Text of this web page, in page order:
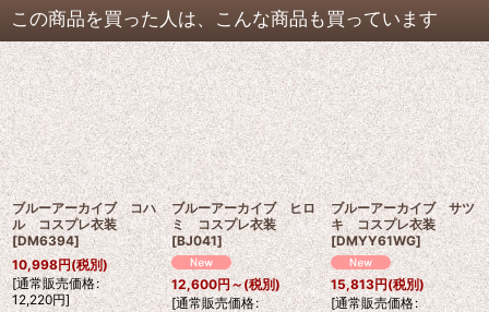
この商品を買った人は、こんな商品も買っています
ブルーアーカイブ コハ
ル コスプレ衣装
[DM6394]
10,998円(税別)
[通常販売価格:
12,220円]
ブルーアーカイブ ヒロ
ミ コスプレ衣装
[BJ041]
12,600円～(税別)
[通常販売価格:
ブルーアーカイブ サツ
キ コスプレ衣装
[DMYY61WG]
15,813円(税別)
[通常販売価格: